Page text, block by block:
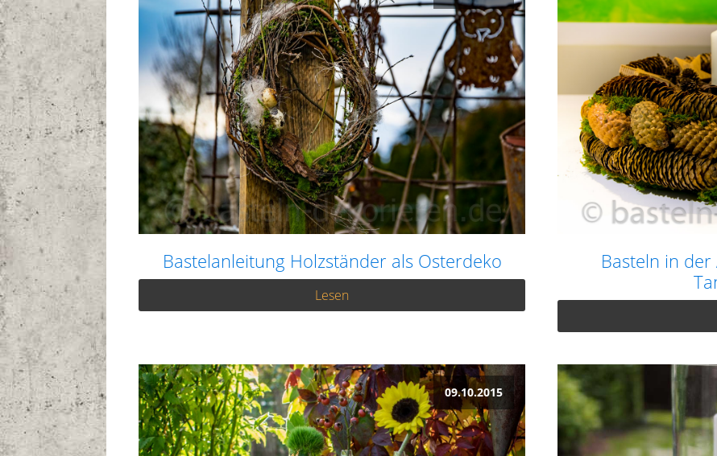
Bastelanleitung Holzständer als Osterdeko
Lesen
Basteln in der
09.10.2015